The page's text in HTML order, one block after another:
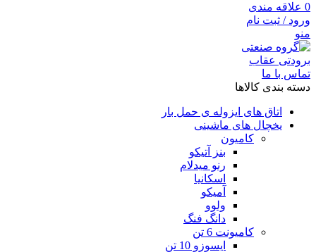
0 علاقه مندی
ورود / ثبت نام
منو
تماس با ما
دسته بندی کالاها
اتاق های ایزوله ی حمل بار
یخچال های ماشینی
کامیون
بنز آتیکو
رنو میدلام
اسکانیا
آمیکو
ولوو
دانگ فنگ
کامیونت 6 تن
ایسوزو 10 تن